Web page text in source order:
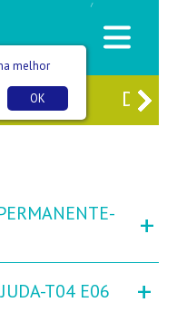
/
SÁB 19 DOM
+
T04 E06 +
melhor
OK